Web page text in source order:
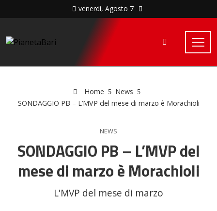
venerdì, Agosto 7
Home
News
SONDAGGIO PB – L’MVP del mese di marzo è Morachioli
NEWS
SONDAGGIO PB – L’MVP del
mese di marzo è Morachioli
L'MVP del mese di marzo